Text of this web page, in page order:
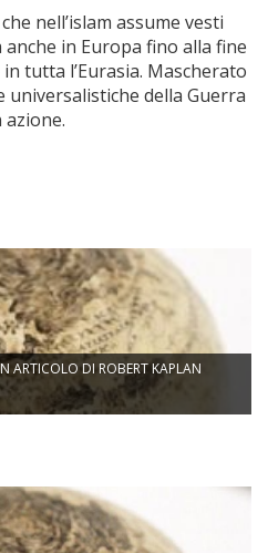
nell’islam assume vesti
anche in Europa fino alla fine
tutta l’Eurasia. Mascherato
universalistiche della Guerra
azione.
ARTICOLO DI ROBERT KAPLAN